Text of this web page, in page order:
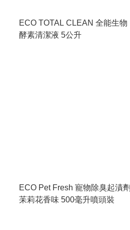
ECO TOTAL CLEAN 全能生物
酵素清潔液 5公升
ECO Pet Fresh 寵物除臭起漬劑
苿莉花香味 500毫升噴頭裝